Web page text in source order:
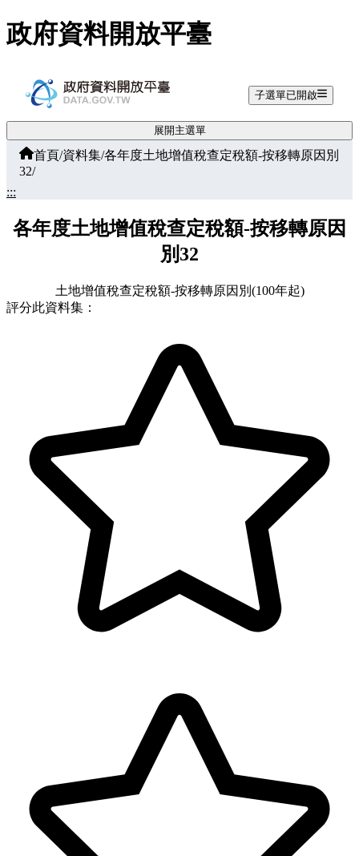
跳至主要內容
政府資料開放平臺
子選單已開啟
展開主選單
首頁/資料集/各年度土地增值稅查定稅額-按移轉原因別
32/
:::
各年度土地增值稅查定稅額-按移轉原因
別32
土地增值稅查定稅額-按移轉原因別(100年起)
評分此資料集：